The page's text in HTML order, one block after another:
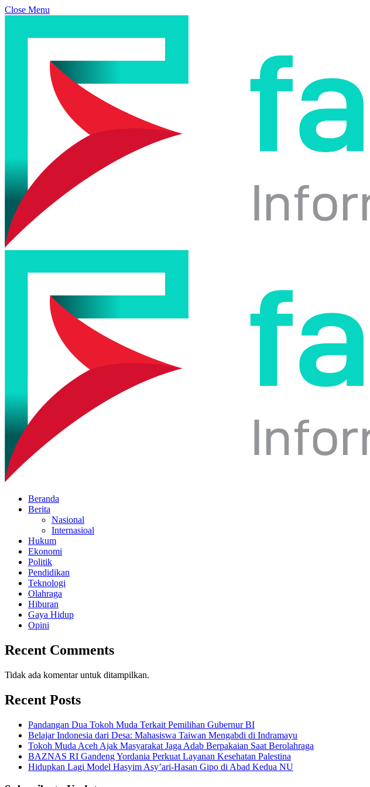
Close Menu
Beranda
Berita
Nasional
Internasioal
Hukum
Ekonomi
Politik
Pendidikan
Teknologi
Olahraga
Hiburan
Gaya Hidup
Opini
Recent Comments
Tidak ada komentar untuk ditampilkan.
Recent Posts
Pandangan Dua Tokoh Muda Terkait Pemilihan Gubernur BI
Belajar Indonesia dari Desa: Mahasiswa Taiwan Mengabdi di Indramayu
Tokoh Muda Aceh Ajak Masyarakat Jaga Adab Berpakaian Saat Berolahraga
BAZNAS RI Gandeng Yordania Perkuat Layanan Kesehatan Palestina
Hidupkan Lagi Model Hasyim Asy’ari-Hasan Gipo di Abad Kedua NU